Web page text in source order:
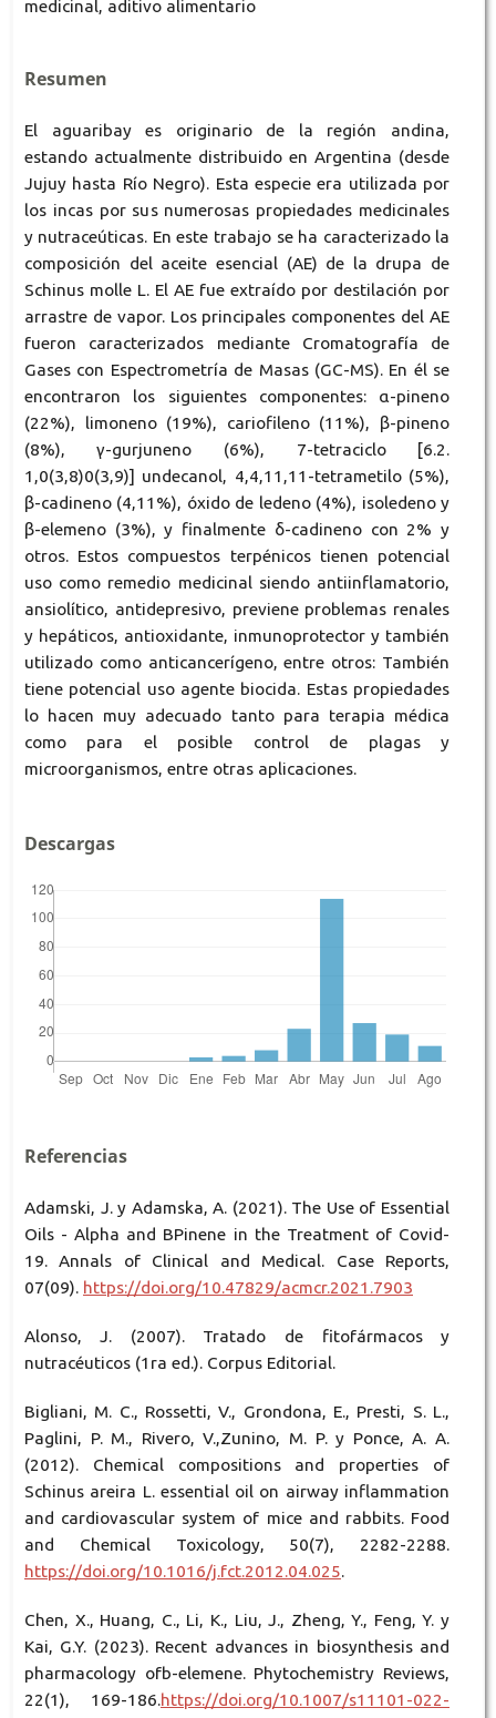
medicinal, aditivo alimentario
Resumen
El aguaribay es originario de la región andina,
estando actualmente distribuido en Argentina (desde
Jujuy hasta Río Negro). Esta especie era utilizada por
los incas por sus numerosas propiedades medicinales
y nutraceúticas. En este trabajo se ha caracterizado la
composición del aceite esencial (AE) de la drupa de
Schinus molle L. El AE fue extraído por destilación por
arrastre de vapor. Los principales componentes del AE
fueron caracterizados mediante Cromatografía de
Gases con Espectrometría de Masas (GC-MS). En él se
encontraron los siguientes componentes: α-pineno
(22%), limoneno (19%), cariofileno (11%), β-pineno
(8%), γ-gurjuneno (6%), 7-tetraciclo [6.2.
1,0(3,8)0(3,9)] undecanol, 4,4,11,11-tetrametilo (5%),
β-cadineno (4,11%), óxido de ledeno (4%), isoledeno y
β-elemeno (3%), y finalmente δ-cadineno con 2% y
otros. Estos compuestos terpénicos tienen potencial
uso como remedio medicinal siendo antiinflamatorio,
ansiolítico, antidepresivo, previene problemas renales
y hepáticos, antioxidante, inmunoprotector y también
utilizado como anticancerígeno, entre otros: También
tiene potencial uso agente biocida. Estas propiedades
lo hacen muy adecuado tanto para terapia médica
como para el posible control de plagas y
microorganismos, entre otras aplicaciones.
Descargas
Referencias
Adamski, J. y Adamska, A. (2021). The Use of Essential
Oils - Alpha and ΒPinene in the Treatment of Covid-
19. Annals of Clinical and Medical. Case Reports,
07(09). https://doi.org/10.47829/acmcr.2021.7903
Alonso, J. (2007). Tratado de fitofármacos y
nutracéuticos (1ra ed.). Corpus Editorial.
Bigliani, M. C., Rossetti, V., Grondona, E., Presti, S. L.,
Paglini, P. M., Rivero, V.,Zunino, M. P. y Ponce, A. A.
(2012). Chemical compositions and properties of
Schinus areira L. essential oil on airway inflammation
and cardiovascular system of mice and rabbits. Food
and Chemical Toxicology, 50(7), 2282-2288.
https://doi.org/10.1016/j.fct.2012.04.025.
Chen, X., Huang, C., Li, K., Liu, J., Zheng, Y., Feng, Y. y
Kai, G.Y. (2023). Recent advances in biosynthesis and
pharmacology ofb-elemene. Phytochemistry Reviews,
22(1), 169-186.https://doi.org/10.1007/s11101-022-